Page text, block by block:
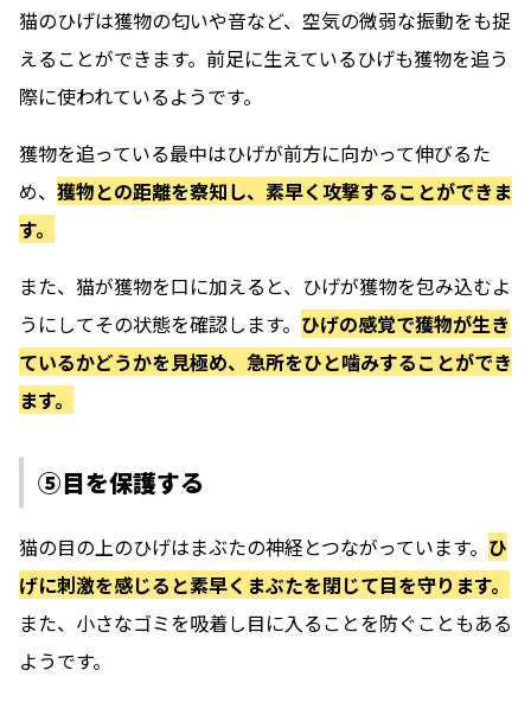
猫のひげは獲物の匂いや音など、空気の微弱な振動をも捉
えることができます。前足に生えているひげも獲物を追う
際に使われているようです。
獲物を追っている最中はひげが前方に向かって伸びるた
め、 獲物との距離を察知し、素早く攻撃することができま
す。
また、猫が獲物を口に加えると、ひげが獲物を包み込むよ
うにしてその状態を確認します。 ひげの感覚で獲物が生き
ているかどうかを見極め、急所をひと噛みすることができ
ます。
⑤目を保護する
猫の目の上のひげはまぶたの神経とつながっています。 ひ
げに刺激を感じると素早くまぶたを閉じて目を守ります。
また、小さなゴミを吸着し目に入ることを防ぐこともある
ようです。